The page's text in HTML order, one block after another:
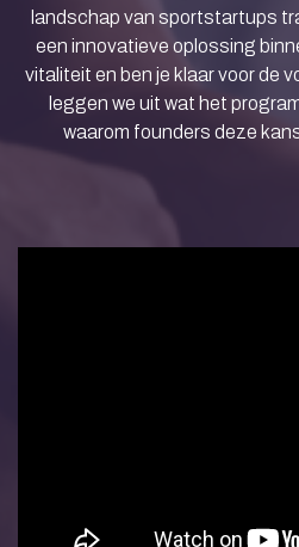
landschap van sportstartups
een innovatieve oplossing
vitaliteit en ben je klaar voor de
leggen we uit wat het
waarom founders deze